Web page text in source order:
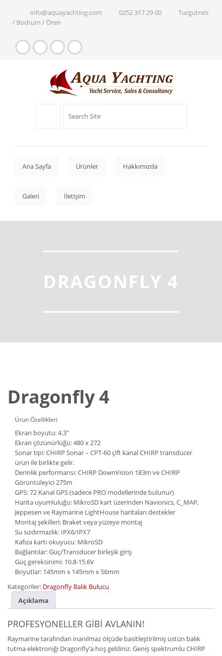
info@aquayachting.com 0252 317 29 00
Turgutreis
/ Bodrum / Ören
Ana Sayfa Ürünler Hakkımızda
Galeri İletişim
DRAGONFLY 4
Dragonfly 4
Ürün Özellikleri
Ekran boyutu: 4.3″
Ekran çözünürlüğü: 480 x 272
Sonar tipi: CHIRP Sonar – CPT-60 çift kanal CHIRP transducer
ürün ile birlikte gelir.
Derinlik performansı: CHIRP DownVision 183m ve CHIRP
Görüntüleyici 275m
GPS: 72 Kanal GPS (sadece PRO modellerinde bulunur)
Harita uyumluluğu: MikroSD kart üzerinden Navionics, C_MAP,
Jeppesen ve Raymarine LightHouse haritaları destekler
Montaj şekilleri: Braket veya yüzeye montaj
Su sızdırmazlık: IPX6/IPX7
Kafıza kartı okuyucu: MikroSD
Bağlantılar: Güç/Transducer birleşik giriş
Güç gereksinimi: 10.8-15.6V
Boyutlar: 145mm x 145mm x 56mm
Kategoriler: Dragonfly Balık Bulucu
Açıklama
PROFESYONELLER GİBİ AVLANIN!
Raymarine tarafından inanılmaz ölçüde basitleştirilmiş üstün balık
tutma elektroniği Dragonfly’a hoş geldiniz. Geniş spektrumlu CHIRP